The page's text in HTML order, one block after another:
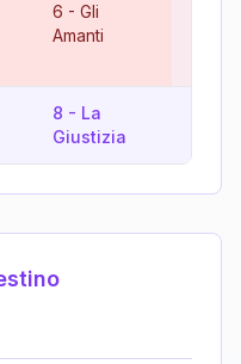
6 - Gli
Amanti
8 - La
Giustizia